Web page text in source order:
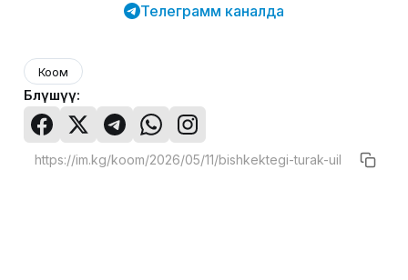
Телеграмм каналда
Коом
Бөлүшүү: